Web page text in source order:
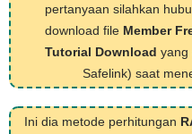
pertanyaan silahkan
download file Member
Tutorial Download yang
Safelink) saat
Ini dia metode perhitungan